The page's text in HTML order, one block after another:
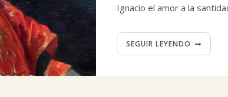
Ignacio el amor a la
SEGUIR LEYENDO